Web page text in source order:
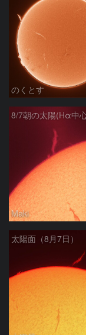
のくとす
Maki
太陽面（8月7日）